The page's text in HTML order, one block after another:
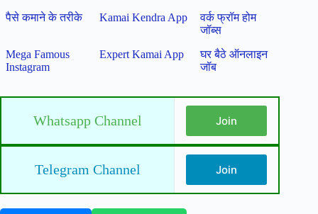
पैसे कमाने के तरीके
Kamai Kendra App
वर्क फ्रॉम होम
जॉब्स
Mega Famous
Instagram
Expert Kamai App
घर बैठे ऑनलाइन
जॉब
Whatsapp Channel Join
Telegram Channel Join